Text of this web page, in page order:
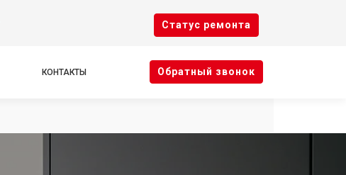
Cтатус ремонта
КОНТАКТЫ Oбратный звонок